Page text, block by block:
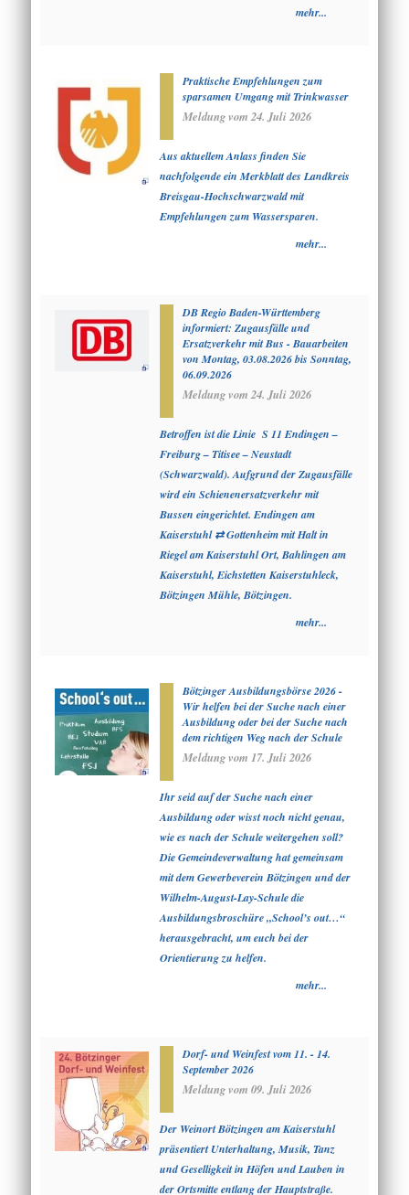
mehr...
Praktische Empfehlungen zum
sparsamen Umgang mit Trinkwasser
Meldung vom 24. Juli 2026
Aus aktuellem Anlass finden Sie
nachfolgende ein Merkblatt des Landkreis
Breisgau-Hochschwarzwald mit
Empfehlungen zum Wassersparen.
mehr...
DB Regio Baden-Württemberg
informiert: Zugausfälle und
Ersatzverkehr mit Bus - Bauarbeiten
von Montag, 03.08.2026 bis Sonntag,
06.09.2026
Meldung vom 24. Juli 2026
Betroffen ist die Linie S 11 Endingen –
Freiburg – Titisee – Neustadt
(Schwarzwald). Aufgrund der Zugausfälle
wird ein Schienenersatzverkehr mit
Bussen eingerichtet. Endingen am
Kaiserstuhl ⇄ Gottenheim mit Halt in
Riegel am Kaiserstuhl Ort, Bahlingen am
Kaiserstuhl, Eichstetten Kaiserstuhleck,
Bötzingen Mühle, Bötzingen.
mehr...
Bötzinger Ausbildungsbörse 2026 -
Wir helfen bei der Suche nach einer
Ausbildung oder bei der Suche nach
dem richtigen Weg nach der Schule
Meldung vom 17. Juli 2026
Ihr seid auf der Suche nach einer
Ausbildung oder wisst noch nicht genau,
wie es nach der Schule weitergehen soll?
Die Gemeindeverwaltung hat gemeinsam
mit dem Gewerbeverein Bötzingen und der
Wilhelm-August-Lay-Schule die
Ausbildungsbroschüre „School’s out…“
herausgebracht, um euch bei der
Orientierung zu helfen.
mehr...
Dorf- und Weinfest vom 11. - 14.
September 2026
Meldung vom 09. Juli 2026
Der Weinort Bötzingen am Kaiserstuhl
präsentiert Unterhaltung, Musik, Tanz
und Geselligkeit in Höfen und Lauben in
der Ortsmitte entlang der Hauptstraße.